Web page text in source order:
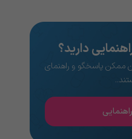
دارید؟
ممکن پاسخگو و راهنمای